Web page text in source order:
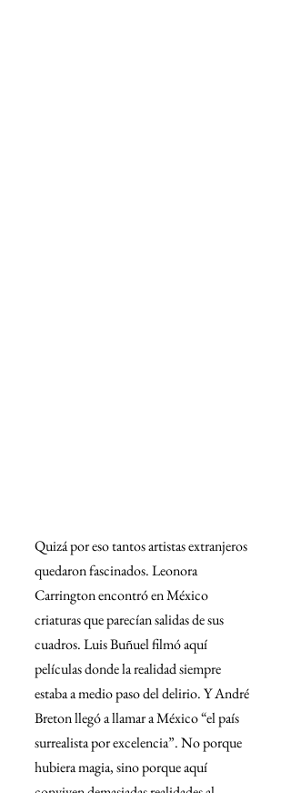
Quizá por eso tantos artistas extranjeros
quedaron fascinados. Leonora
Carrington encontró en México
criaturas que parecían salidas de sus
cuadros. Luis Buñuel filmó aquí
películas donde la realidad siempre
estaba a medio paso del delirio. Y André
Breton llegó a llamar a México “el país
surrealista por excelencia”. No porque
hubiera magia, sino porque aquí